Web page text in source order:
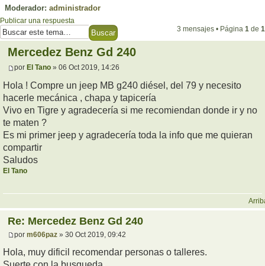
Moderador: administrador
Publicar una respuesta
3 mensajes • Página 1 de 1
Mercedez Benz Gd 240
por El Tano » 06 Oct 2019, 14:26
Hola ! Compre un jeep MB g240 diésel, del 79 y necesito
hacerle mecánica , chapa y tapicería
Vivo en Tigre y agradecería si me recomiendan donde ir y no
te maten ?
Es mi primer jeep y agradecería toda la info que me quieran
compartir
Saludos
El Tano
Re: Mercedez Benz Gd 240
por m606paz » 30 Oct 2019, 09:42
Hola, muy dificil recomendar personas o talleres.